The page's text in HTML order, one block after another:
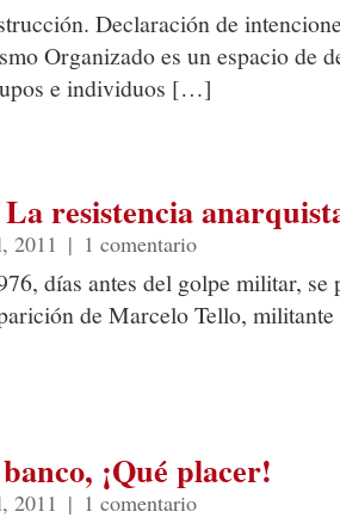
Declaración de
Organizado es un espacio de
e individuos […]
resistencia
2011 | 1 comentario
días antes del golpe militar,
de Marcelo Tello,
¡Qué placer!
2011 | 1 comentario